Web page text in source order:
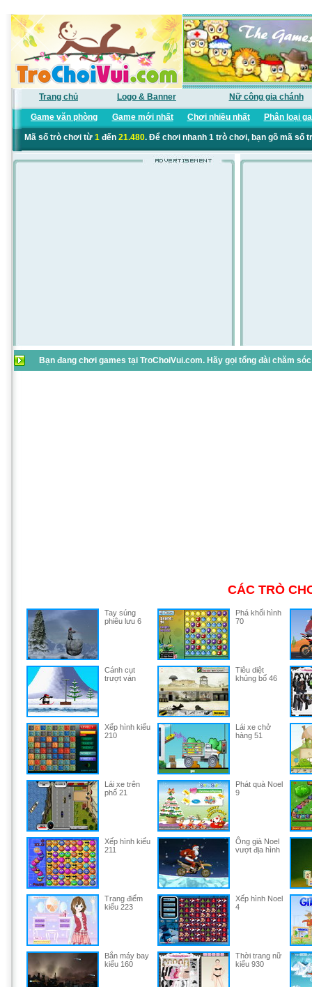
Trang chủ Logo & Banner Nữ công gia chánh
Game văn phòng Game mới nhất Chơi nhiều nhất Phân loại
Mã số trò chơi từ 1đến 21.480. Để chơi nhanh 1 trò chơi, bạn gõ mã số
Bạn đang chơi games tại TroChoiVui.com. Hãy gọi tổng đài chăm
CÁC TRÒ
Tay súng
phiêu lưu 6
Phá khối hình
70
Cánh cụt
trượt ván
Tiêu diệt
khủng bố 46
Xếp hình kiểu
210
Lái xe chở
hàng 51
Lái xe trên
phố 21
Phát quà Noel
9
Xếp hình kiểu
211
Ông già Noel
vượt địa hình
Trang điểm
kiểu 223
Xếp hình Noel
4
Bắn máy bay
kiểu 160
Thời trang nữ
kiểu 930